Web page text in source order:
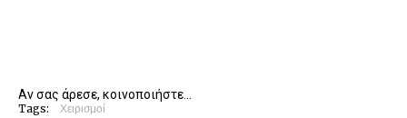
Αν σας άρεσε, κοινοποιήστε...
Tags: Χειρισμοί